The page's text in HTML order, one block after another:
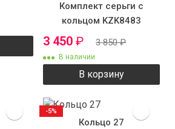
Комплект серьги с
кольцом KZK8483
3 450 ₽ 3 850₽
В наличии
В корзину
Кольцо 27
-5%